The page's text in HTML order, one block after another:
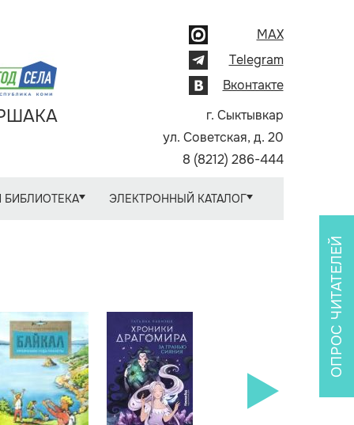
MAX
Telegram
Вконтакте
г. Сыктывкар
ул. Советская, д. 20
8 (8212) 286-444
БИБЛИОТЕКА ЭЛЕКТРОННЫЙ КАТАЛОГ
ОПРОС ЧИТАТЕЛЕЙ